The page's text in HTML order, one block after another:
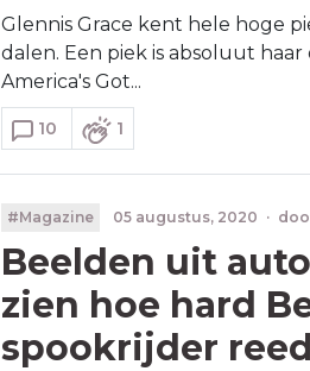
Glennis Grace kent hele hoge
dalen. Een piek is absoluut haar
America's Got...
10 1
#Magazine 05 augustus, 2020 ·
Beelden uit
zien hoe hard
spookrijder reed